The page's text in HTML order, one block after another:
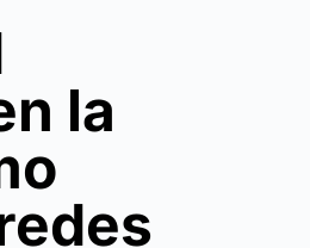
la